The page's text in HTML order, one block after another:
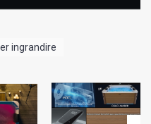
ingrandire